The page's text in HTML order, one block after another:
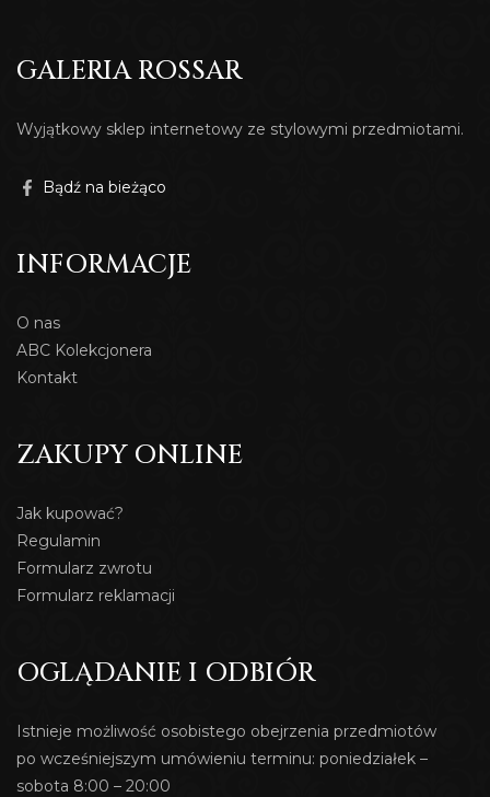
GALERIA ROSSAR
Wyjątkowy sklep internetowy ze stylowymi przedmiotami.
Bądź na bieżąco
INFORMACJE
O nas
ABC Kolekcjonera
Kontakt
ZAKUPY ONLINE
Jak kupować?
Regulamin
Formularz zwrotu
Formularz reklamacji
OGLĄDANIE I ODBIÓR
Istnieje możliwość osobistego obejrzenia przedmiotów
po wcześniejszym umówieniu terminu: poniedziałek –
sobota 8:00 – 20:00